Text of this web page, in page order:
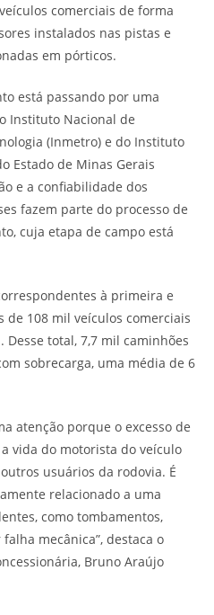
comerciais de forma
instalados nas pistas e
em pórticos.
está passando por uma
Instituto Nacional de
(Inmetro) e do Instituto
Estado de Minas Gerais
e a confiabilidade dos
fazem parte do processo de
cuja etapa de campo está
à primeira e
de 108 mil veículos comerciais
Desse total, 7,7 mil caminhões
sobrecarga, uma média de 6
atenção porque o excesso de
vida do motorista do veículo
usuários da rodovia. É
relacionado a uma
como tombamentos,
mecânica”, destaca o
Bruno Araújo